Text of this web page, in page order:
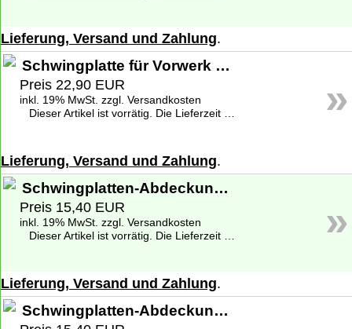
Lieferung, Versand und Zahlung.
»
Schwingplatte für Vorwerk Saugwischer SP 530
Preis 22,90 EUR
inkl. 19% MwSt. zzgl. Versandkosten
Dieser Artikel ist vorrätig. Die Lieferzeit beträgt 1-2 Werktage deutschlandweit. Weitere Informationen zu den Lieferzeiten finden Sie unter
Lieferung, Versand und Zahlung.
»
Schwingplatten-Abdeckung für Vorwerk Saugwischer SP 520
Preis 15,40 EUR
inkl. 19% MwSt. zzgl. Versandkosten
Dieser Artikel ist vorrätig. Die Lieferzeit beträgt 1-2 Werktage deutschlandweit. Weitere Informationen zu den Lieferzeiten finden Sie unter
Lieferung, Versand und Zahlung.
Schwingplatten-Abdeckung für Vorwerk Saugwischer SP 530